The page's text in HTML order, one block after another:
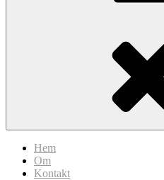
Hem
Om
Kontakt